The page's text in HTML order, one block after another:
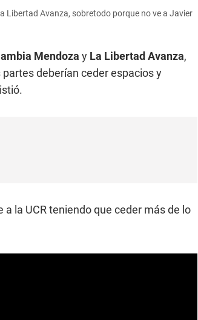
Libertad Avanza, sobretodo porque no ve a Javier
Mendoza y La Libertad Avanza,
deberían ceder espacios y
la UCR teniendo que ceder más de lo